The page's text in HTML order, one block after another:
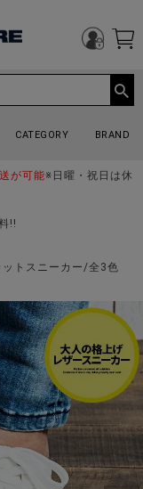
CATEGORY BRAND
が可能※日曜・祝日は休
!!
トスニーカー/全3色